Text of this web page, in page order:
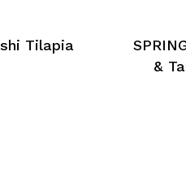
Tilapia
&